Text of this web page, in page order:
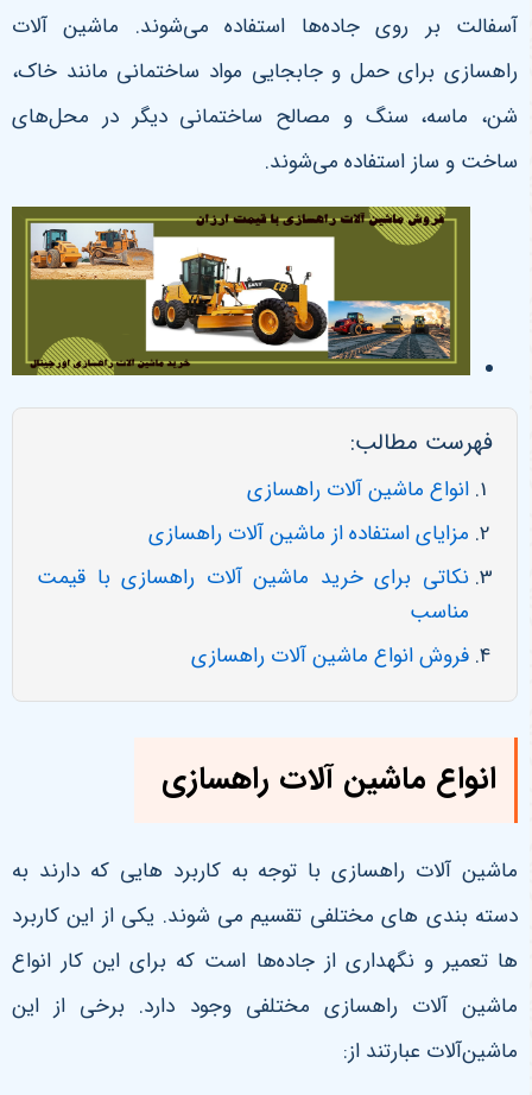
آسفالت بر روی جاده‌ها استفاده می‌شوند. ماشین آلات
راهسازی برای حمل و جابجایی مواد ساختمانی مانند خاک،
شن، ماسه، سنگ و مصالح ساختمانی دیگر در محل‌های
ساخت و ساز استفاده می‌شوند.
فهرست مطالب:
انواع ماشین آلات راهسازی
مزایای استفاده از ماشین آلات راهسازی
نکاتی برای خرید ماشین آلات راهسازی با قیمت
مناسب
فروش انواع ماشین آلات راهسازی
انواع ماشین آلات راهسازی
ماشین آلات راهسازی با توجه به کاربرد هایی که دارند به
دسته بندی های مختلفی تقسیم می شوند. یکی از این کاربرد
ها تعمیر و نگهداری از جاده‌ها است که برای این کار انواع
ماشین آلات راهسازی مختلفی وجود دارد. برخی از این
ماشین‌آلات عبارتند از: